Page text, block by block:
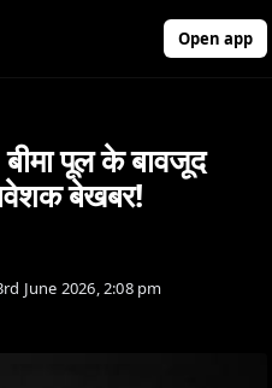
Open app
पूल के बावजूद
बेखबर!
June 2026, 2:08 pm